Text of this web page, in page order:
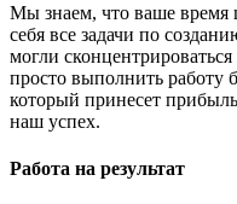
Мы знаем, что ваше время
себя все задачи по
могли
просто выполнить работу
который принесет
наш успех.
Работа на результат